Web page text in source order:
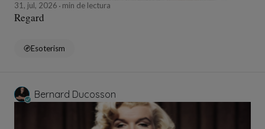
31, jul, 2026 min de lectura
Regard
Esoterism
Bernard Ducosson